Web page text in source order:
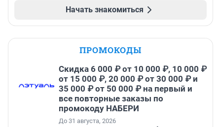
Начать знакомиться
ПРОМОКОДЫ
Скидка 6 000 ₽ от 10 000 ₽, 10 000 ₽
от 15 000 ₽, 20 000 ₽ от 30 000 ₽ и
35 000 ₽ от 50 000 ₽ на первый и
все повторные заказы по
промокоду НАБЕРИ
До 31 августа, 2026